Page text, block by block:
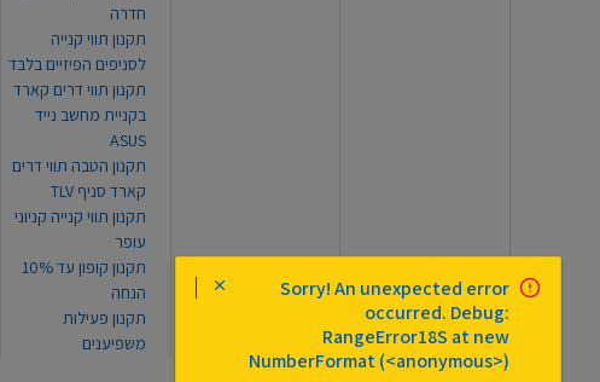
חדרה
תקנון תווי קנייה
לסניפים הפיזיים בלבד
תקנון תווי דרים קארד
בקניית מחשב נייד
ASUS
תקנון הטבה תווי דרים
קארד סניף TLV
תקנון תווי קנייה קניוני
עופר
תקנון קופון עד 10%
הנחה
תקנון פעילות
משפיענים
Sorry! An unexpected error
occurred. Debug:
RangeError18S at new
NumberFormat (<anonymous>)